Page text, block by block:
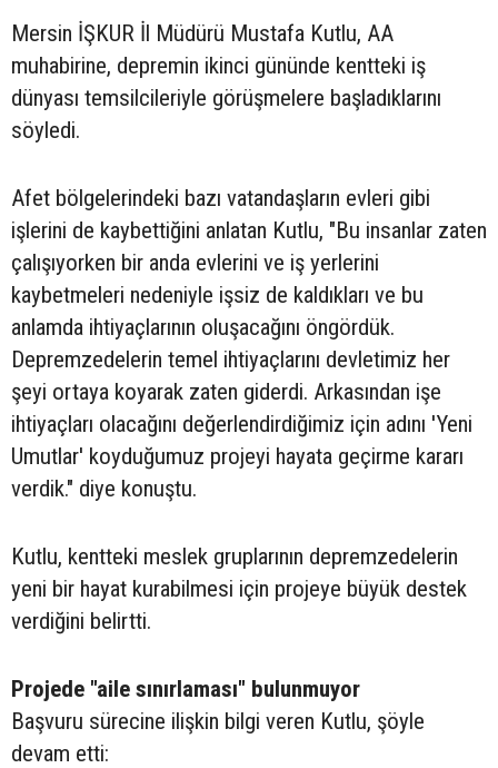
Mersin İŞKUR İl Müdürü Mustafa Kutlu, AA
muhabirine, depremin ikinci gününde kentteki iş
dünyası temsilcileriyle görüşmelere başladıklarını
söyledi.
Afet bölgelerindeki bazı vatandaşların evleri gibi
işlerini de kaybettiğini anlatan Kutlu, "Bu insanlar zaten
çalışıyorken bir anda evlerini ve iş yerlerini
kaybetmeleri nedeniyle işsiz de kaldıkları ve bu
anlamda ihtiyaçlarının oluşacağını öngördük.
Depremzedelerin temel ihtiyaçlarını devletimiz her
şeyi ortaya koyarak zaten giderdi. Arkasından işe
ihtiyaçları olacağını değerlendirdiğimiz için adını 'Yeni
Umutlar' koyduğumuz projeyi hayata geçirme kararı
verdik." diye konuştu.
Kutlu, kentteki meslek gruplarının depremzedelerin
yeni bir hayat kurabilmesi için projeye büyük destek
verdiğini belirtti.
Projede "aile sınırlaması" bulunmuyor
Başvuru sürecine ilişkin bilgi veren Kutlu, şöyle
devam etti: